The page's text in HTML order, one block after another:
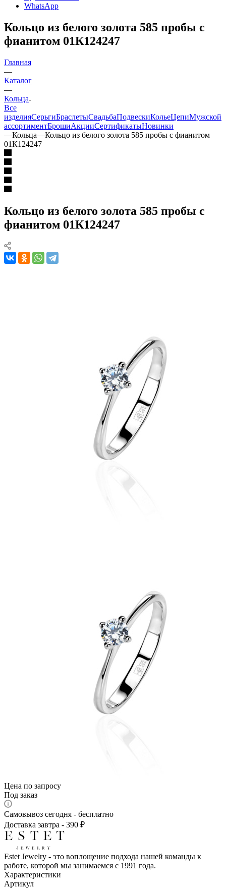
WhatsApp
Кольцо из белого золота 585 пробы с
фианитом 01К124247
Главная
—
Каталог
—
Кольца
Все
изделияСерьгиБраслетыСвадьбаПодвескиКольеЦепиМужской
ассортиментБрошиАкцииСертификатыНовинки
—Кольца—Кольцо из белого золота 585 пробы с фианитом
01К124247
Кольцо из белого золота 585 пробы с
фианитом 01К124247
Цена по запросу
Под заказ
Самовывоз сегодня - бесплатно
Доставка завтра - 390 ₽
Estet Jewelry - это воплощение подхода нашей команды к
работе, которой мы занимаемся с 1991 года.
Характеристики
Артикул